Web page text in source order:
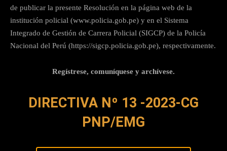
de publicar la presente Resolución en la página web de la
institución policial (www.policia.gob.pe) y en el Sistema
Integrado de Gestión de Carrera Policial (SIGCP) de la Policía
Nacional del Perú (https://sigcp.policia.gob.pe), respectivamente.
Regístrese, comuníquese y archívese.
DIRECTIVA Nº 13 -2023-CG
PNP/EMG